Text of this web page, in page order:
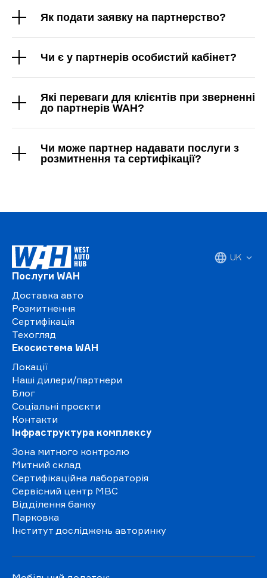
Як подати заявку на партнерство?
Чи є у партнерів особистий кабінет?
Які переваги для клієнтів при зверненні
до партнерів WAH?
Чи може партнер надавати послуги з
розмитнення та сертифікації?
UK
Послуги WAH
Доставка авто
Розмитнення
Сертифікація
Техогляд
Екосистема WAH
Локації
Наші дилери/партнери
Блог
Соціальні проєкти
Контакти
Інфраструктура комплексу
Зона митного контролю
Митний склад
Сертифікаційна лабораторія
Сервісний центр МВС
Відділення банку
Парковка
Інститут досліджень авторинку